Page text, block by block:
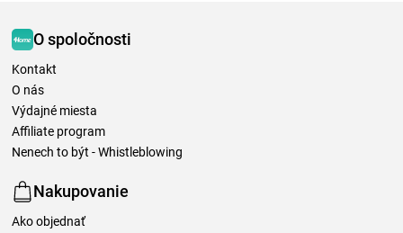
O spoločnosti
Kontakt
O nás
Výdajné miesta
Affiliate program
Nenech to být - Whistleblowing
Nakupovanie
Ako objednať